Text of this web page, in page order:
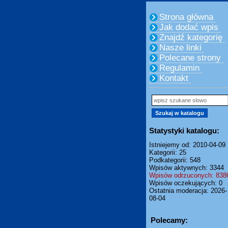
Strona główna
Jak dodać wpis
Znajdź kategorię
Nasze linki
Polecane strony
Regulamin
Kontakt
Statystyki katalogu:
Istniejemy od: 2010-04-09
Kategorii: 25
Podkategorii: 548
Wpisów aktywnych: 3344
Wpisów odrzuconych:
Wpisów oczekujących: 0
Ostatnia moderacja: 2026-
08-04
Polecamy: